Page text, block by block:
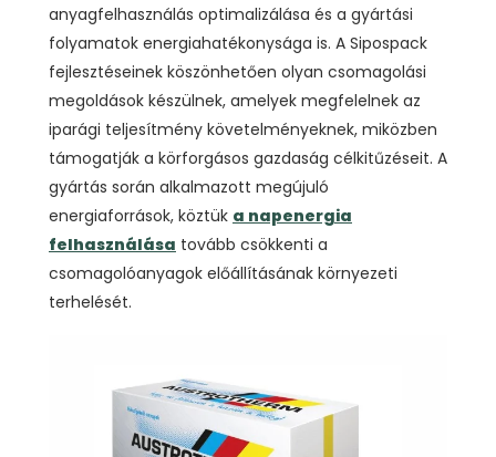
anyagfelhasználás optimalizálása és a gyártási
folyamatok energiahatékonysága is. A Sipospack
fejlesztéseinek köszönhetően olyan csomagolási
megoldások készülnek, amelyek megfelelnek az
iparági teljesítmény követelményeknek, miközben
támogatják a körforgásos gazdaság célkitűzéseit. A
gyártás során alkalmazott megújuló
energiaforrások, köztük a napenergia
felhasználása tovább csökkenti a
csomagolóanyagok előállításának környezeti
terhelését.